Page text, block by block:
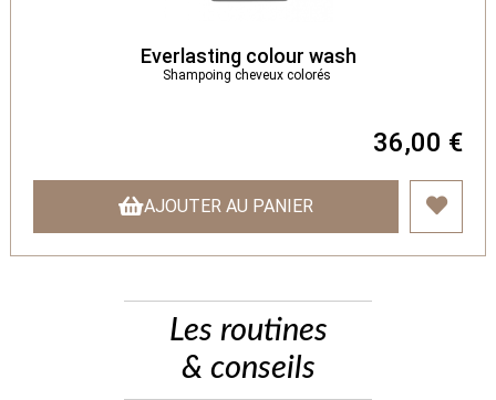
Everlasting colour wash
Shampoing cheveux colorés
36,00 €
AJOUTER AU PANIER
Les routines
& conseils